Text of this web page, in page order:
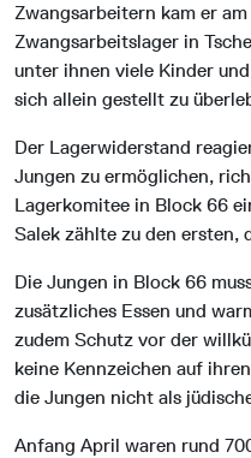
Zwangsarbeitern kam er am
Zwangsarbeitslager in
unter ihnen viele Kinder
sich allein gestellt zu
Der Lagerwiderstand
Jungen zu ermöglichen,
Lagerkomitee in Block 66
Salek zählte zu den
Die Jungen in Block 66
zusätzliches Essen und
zudem Schutz vor der
keine Kennzeichen auf
die Jungen nicht als
Anfang April waren rund